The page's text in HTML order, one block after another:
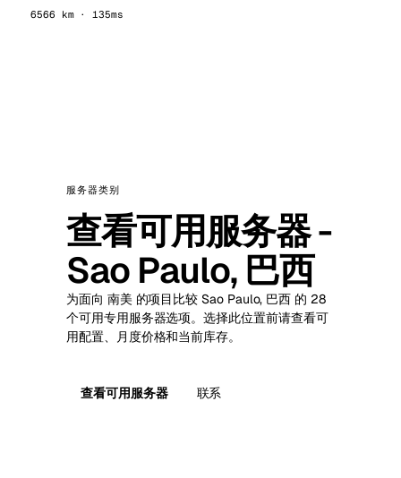
6566 km · 135ms
服务器类别
查看可用服务器 -
Sao Paulo, 巴西
为面向 南美 的项目比较 Sao Paulo, 巴西 的 28
个可用专用服务器选项。选择此位置前请查看可
用配置、月度价格和当前库存。
查看可用服务器 联系